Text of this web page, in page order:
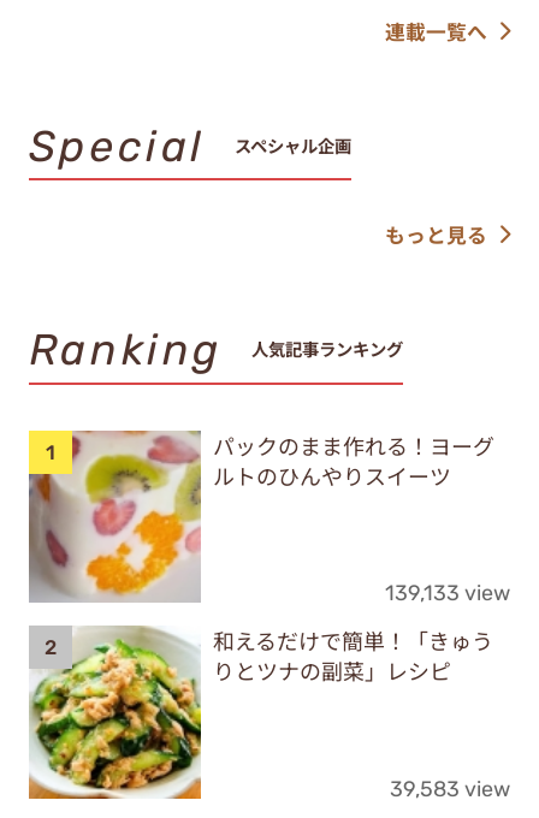
連載一覧へ
Special スペシャル企画
もっと見る
Ranking 人気記事ランキング
パックのまま作れる！ヨーグ
ルトのひんやりスイーツ
139,133 view
和えるだけで簡単！「きゅう
りとツナの副菜」レシピ
39,583 view